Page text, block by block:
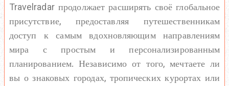
Travelradar продолжает расширять своё глобальное
присутствие, предоставляя путешественникам
доступ к самым вдохновляющим направлениям
мира с простым и персонализированным
планированием. Независимо от того, мечтаете ли
вы о знаковых городах, тропических курортах или